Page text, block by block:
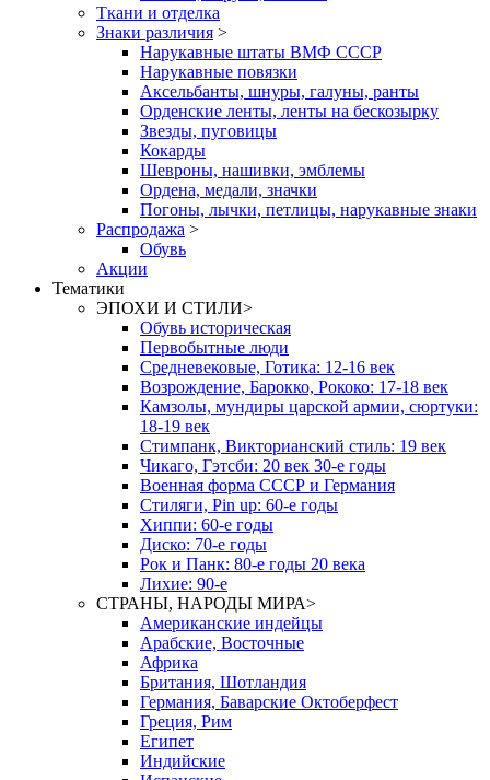
Ткани и отделка
Знаки различия >
Нарукавные штаты ВМФ СССР
Нарукавные повязки
Аксельбанты, шнуры, галуны, ранты
Орденские ленты, ленты на бескозырку
Звезды, пуговицы
Кокарды
Шевроны, нашивки, эмблемы
Ордена, медали, значки
Погоны, лычки, петлицы, нарукавные знаки
Распродажа >
Обувь
Акции
Тематики
ЭПОХИ И СТИЛИ>
Обувь историческая
Первобытные люди
Средневековые, Готика: 12-16 век
Возрождение, Барокко, Рококо: 17-18 век
Камзолы, мундиры царской армии, сюртуки:
18-19 век
Стимпанк, Викторианский стиль: 19 век
Чикаго, Гэтсби: 20 век 30-е годы
Военная форма СССР и Германия
Стиляги, Pin up: 60-е годы
Хиппи: 60-е годы
Диско: 70-е годы
Рок и Панк: 80-е годы 20 века
Лихие: 90-е
СТРАНЫ, НАРОДЫ МИРА>
Американские индейцы
Арабские, Восточные
Африка
Британия, Шотландия
Германия, Баварские Октоберфест
Греция, Рим
Египет
Индийские